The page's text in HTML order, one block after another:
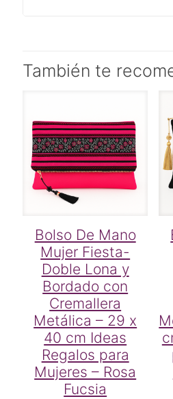
También te
Bolso De Mano
Mujer Fiesta-
Doble Lona y
Bordado con
Cremallera
Metálica – 29 x
40 cm Ideas
Regalos para
Mujeres – Rosa
Fucsia